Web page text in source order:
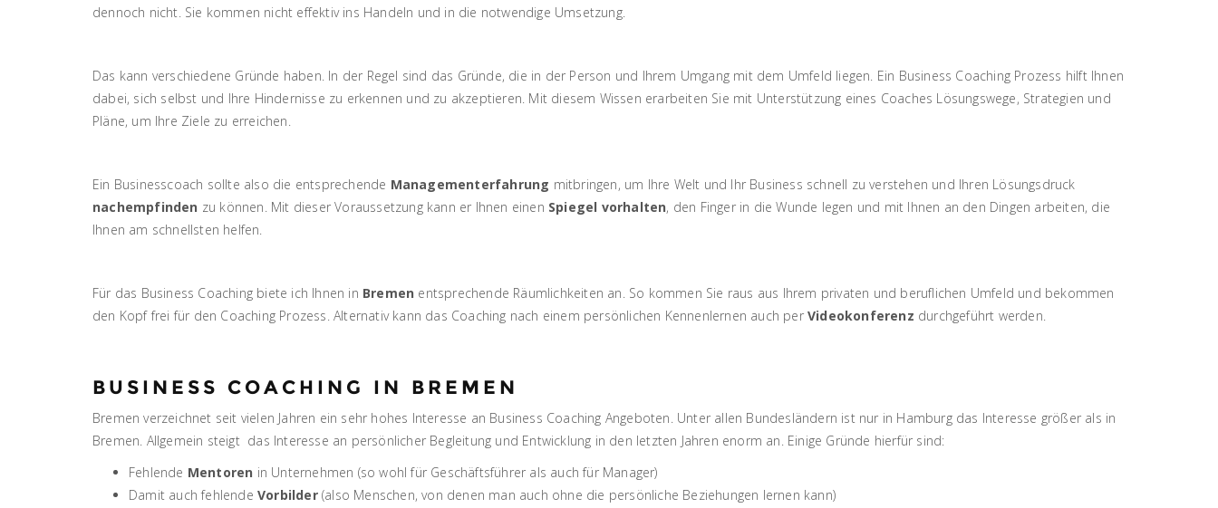
dennoch nicht. Sie kommen nicht effektiv ins Handeln und in die notwendige Umsetzung.
Das kann verschiedene Gründe haben. In der Regel sind das Gründe, die in der Person und Ihrem Umgang mit dem Umfeld liegen. Ein Business Coaching Prozess hilft Ihnen
dabei, sich selbst und Ihre Hindernisse zu erkennen und zu akzeptieren. Mit diesem Wissen erarbeiten Sie mit Unterstützung eines Coaches Lösungswege, Strategien und
Pläne, um Ihre Ziele zu erreichen.
Ein Businesscoach sollte also die entsprechende Managementerfahrung mitbringen, um Ihre Welt und Ihr Business schnell zu verstehen und Ihren Lösungsdruck
nachempfinden zu können. Mit dieser Voraussetzung kann er Ihnen einen Spiegel vorhalten, den Finger in die Wunde legen und mit Ihnen an den Dingen arbeiten, die
Ihnen am schnellsten helfen.
Für das Business Coaching biete ich Ihnen in Bremen entsprechende Räumlichkeiten an. So kommen Sie raus aus Ihrem privaten und beruflichen Umfeld und bekommen
den Kopf frei für den Coaching Prozess. Alternativ kann das Coaching nach einem persönlichen Kennenlernen auch perVideokonferenz durchgeführt werden.
BUSINESS COACHING IN BREMEN
Bremen verzeichnet seit vielen Jahren ein sehr hohes Interesse an Business Coaching Angeboten. Unter allen Bundesländern ist nur in Hamburg das Interesse größer als in
Bremen. Allgemein steigt das Interesse an persönlicher Begleitung und Entwicklung in den letzten Jahren enorm an. Einige Gründe hierfür sind:
Fehlende Mentoren in Unternehmen (so wohl für Geschäftsführer als auch für Manager)
Damit auch fehlende Vorbilder(also Menschen, von denen man auch ohne die persönliche Beziehungen lernen kann)